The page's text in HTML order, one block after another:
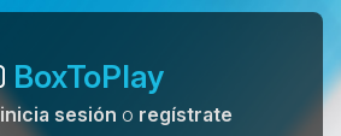
BoxToPlay
inicia sesión o regístrate